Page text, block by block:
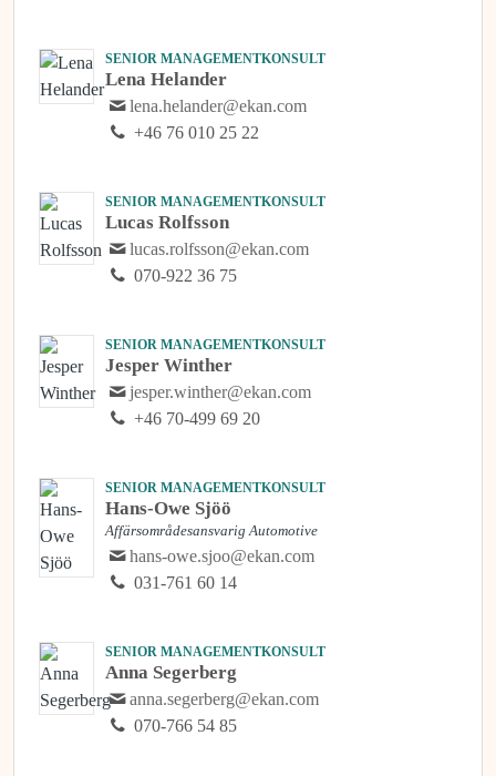
SENIOR MANAGEMENTKONSULT
Lena Helander
lena.helander@ekan.com
+46 76 010 25 22
SENIOR MANAGEMENTKONSULT
Lucas Rolfsson
lucas.rolfsson@ekan.com
070-922 36 75
SENIOR MANAGEMENTKONSULT
Jesper Winther
jesper.winther@ekan.com
+46 70-499 69 20
SENIOR MANAGEMENTKONSULT
Hans-Owe Sjöö
Affärsområdesansvarig Automotive
hans-owe.sjoo@ekan.com
031-761 60 14
SENIOR MANAGEMENTKONSULT
Anna Segerberg
anna.segerberg@ekan.com
070-766 54 85